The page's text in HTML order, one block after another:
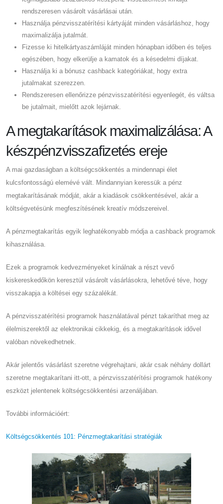
rendszeresen vásárolt vásárlásai után.
Használja pénzvisszatérítési kártyáját minden vásárláshoz, hogy
maximalizálja jutalmát.
Fizesse ki hitelkártyaszámláját minden hónapban időben és teljes
egészében, hogy elkerülje a kamatok és a késedelmi díjakat.
Használja ki a bónusz cashback kategóriákat, hogy extra
jutalmakat szerezzen.
Rendszeresen ellenőrizze pénzvisszatérítési egyenlegét, és váltsa
be jutalmait, mielőtt azok lejárnak.
A megtakarítások maximalizálása: A
készpénzvisszafizetés ereje
A mai gazdaságban a költségcsökkentés a mindennapi élet
kulcsfontosságú elemévé vált. Mindannyian keressük a pénz
megtakarításának módját, akár a kiadások csökkentésével, akár a
költségvetésünk megfeszítésének kreatív módszereivel.
A pénzmegtakarítás egyik leghatékonyabb módja a cashback programok
kihasználása.
Ezek a programok kedvezményeket kínálnak a részt vevő
kiskereskedőkön keresztül vásárolt vásárlásokra, lehetővé téve, hogy
visszakapja a költései egy százalékát.
A pénzvisszatérítési programok használatával pénzt takaríthat meg az
élelmiszerektől az elektronikai cikkekig, és a megtakarítások idővel
valóban növekedhetnek.
Akár jelentős vásárlást szeretne végrehajtani, akár csak néhány dollárt
szeretne megtakarítani itt-ott, a pénzvisszatérítési programok hatékony
eszközt jelentenek költségcsökkentési arzenáljában.
További információért:
Költségcsökkentés 101: Pénzmegtakarítási stratégiák